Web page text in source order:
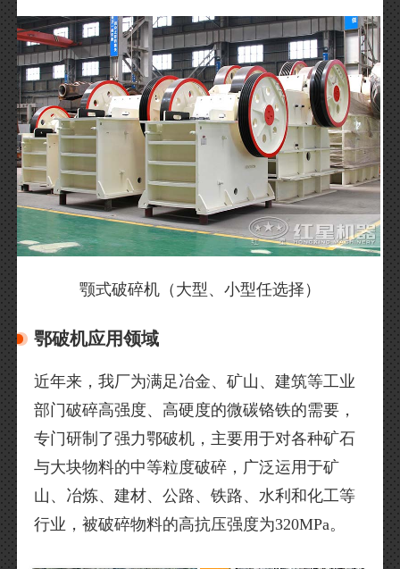
颚式破碎机（大型、小型任选择）
鄂破机应用领域
近年来，我厂为满足冶金、矿山、建筑等工业
部门破碎高强度、高硬度的微碳铬铁的需要，
专门研制了强力鄂破机，主要用于对各种矿石
与大块物料的中等粒度破碎，广泛运用于矿
山、冶炼、建材、公路、铁路、水利和化工等
行业，被破碎物料的高抗压强度为320MPa。